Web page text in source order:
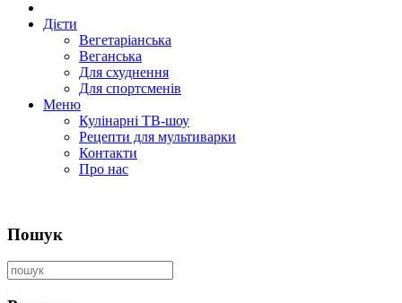
Дієти
Вегетаріанська
Веганська
Для схуднення
Для спортсменів
Меню
Кулінарні ТВ-шоу
Рецепти для мультиварки
Контакти
Про нас
Пошук